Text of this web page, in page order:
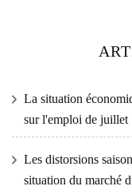
La situation
sur l'emploi de juillet
Les distorsions
situation du marché